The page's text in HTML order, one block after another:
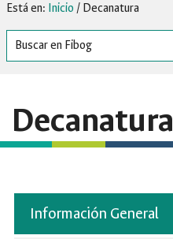
Está en: Inicio / Decanatura
Decanatura
Información General